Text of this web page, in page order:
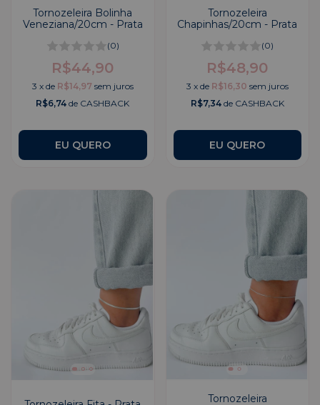
Tornozeleira Bolinha
Veneziana/20cm - Prata
(0)
R$44,90
3 x de R$14,97 sem juros
R$6,74 de CASHBACK
Tornozeleira
Chapinhas/20cm - Prata
(0)
R$48,90
3 x de R$16,30 sem juros
R$7,34de CASHBACK
Tornozeleira